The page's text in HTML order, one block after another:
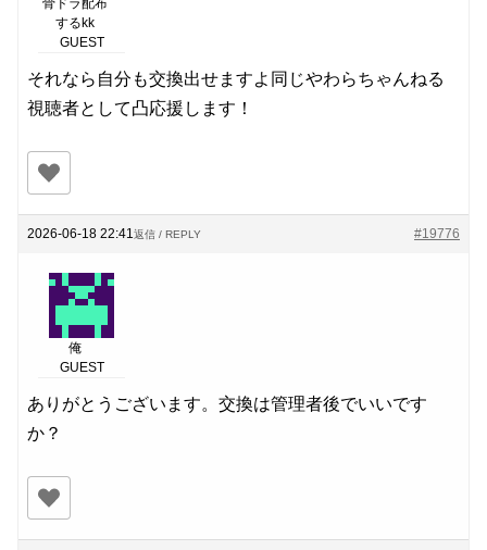
骨ドラ配布
するkk
GUEST
それなら自分も交換出せますよ同じやわらちゃんねる
視聴者として凸応援します！
2026-06-18 22:41 #19776
返信 / REPLY
俺
GUEST
ありがとうございます。交換は管理者後でいいです
か？